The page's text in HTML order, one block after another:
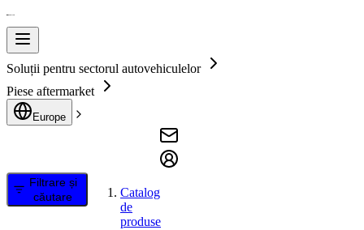
Soluții pentru sectorul autovehiculelor
Piese aftermarket
Europe
Filtrare și
căutare
Catalog
de
produse